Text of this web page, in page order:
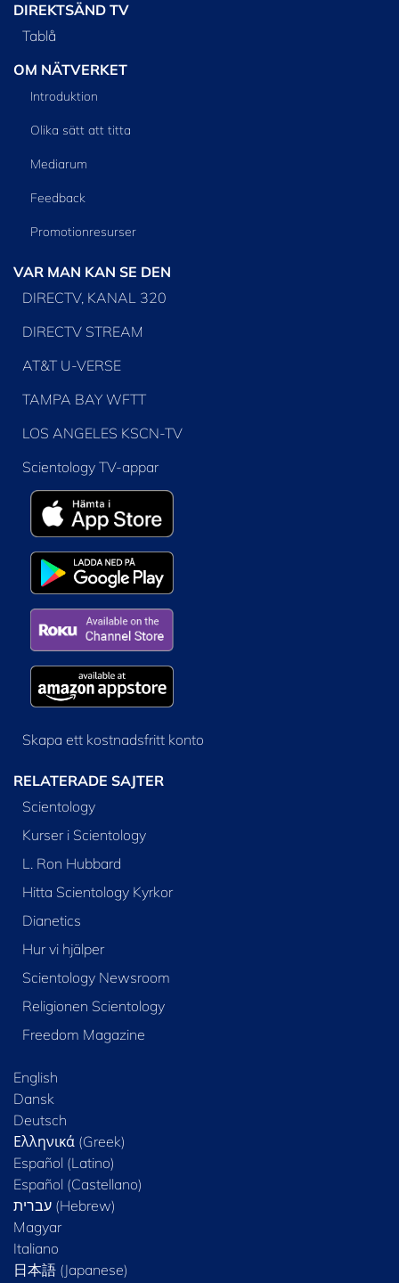
DIREKTSÄND TV
Tablå
OM NÄTVERKET
Introduktion
Olika sätt att titta
Mediarum
Feedback
Promotionresurser
VAR MAN KAN SE DEN
DIRECTV, KANAL 320
DIRECTV STREAM
AT&T U-VERSE
TAMPA BAY WFTT
LOS ANGELES KSCN-TV
Scientology TV-appar
Skapa ett kostnadsfritt konto
RELATERADE SAJTER
Scientology
Kurser i Scientology
L. Ron Hubbard
Hitta Scientology Kyrkor
Dianetics
Hur vi hjälper
Scientology Newsroom
Religionen Scientology
Freedom Magazine
English
Dansk
Deutsch
Ελληνικά (Greek)
Español (Latino)
Español (Castellano)
Magyar
Italiano
日本語 (Japanese)